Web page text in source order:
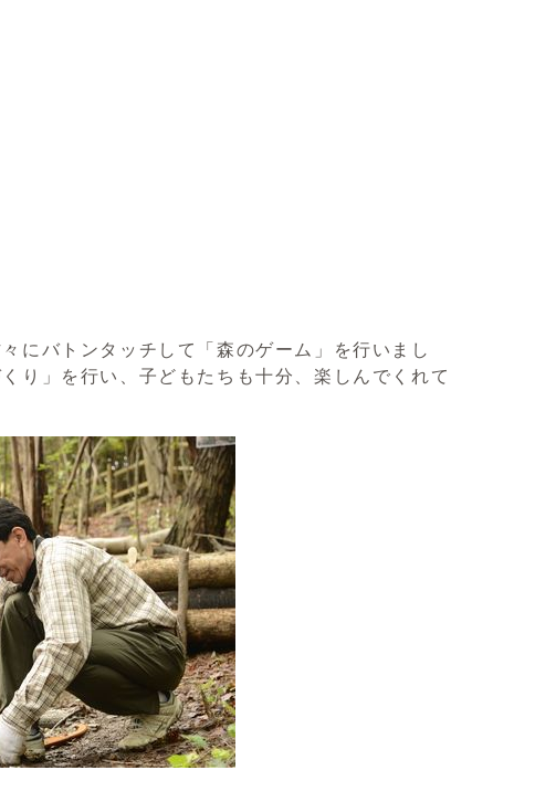
にバトンタッチして「森のゲーム」を行いまし
り」を行い、子どもたちも十分、楽しんでくれて